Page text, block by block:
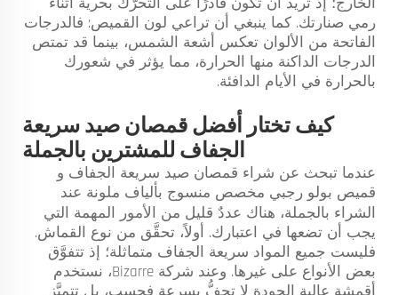
رمي صنارتك. كما ينبغي أن تراعي لون القميص: فالدرجات
الفاتحة من الألوان تعكس أشعة الشمس، بينما قد تمتص
الدرجات الداكنة منها الحرارة، مما يؤثر في شعورك
بالحرارة في الأيام الدافئة.
كيف تختار أفضل قمصان صيد سريعة
الجفاف للمشترين بالجملة
عندما تبحث عن شراء قمصان صيد سريعة الجفاف و
قميص بولو رجبي مخصص منسوج بألياف ملونة عند
الشراء بالجملة، هناك عددٌ قليل من الأمور المهمة التي
يجب أن تضعها في اعتبارك. أولاً، تحقَّق من نوع القماش.
فليست جميع المواد سريعة الجفاف متماثلة؛ إذ تتفوَّق
بعض الأنواع على غيرها. وعند شركة Bizarre، نستخدم